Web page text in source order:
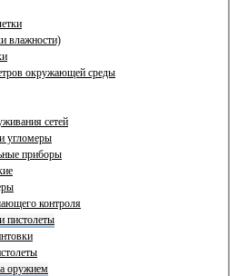
влажности)
окружающей среды
сетей
угломеры
приборы
контроля
пистолеты
оружием